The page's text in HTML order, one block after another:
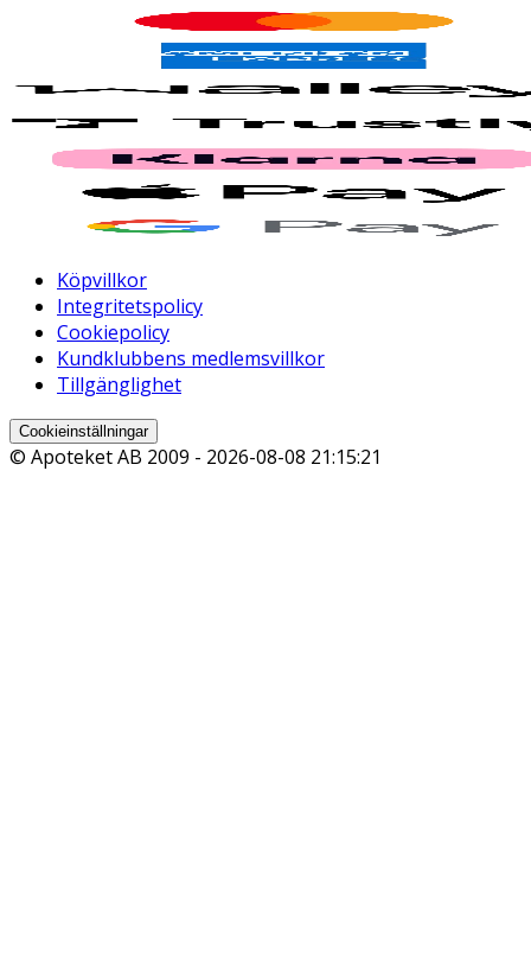
Köpvillkor
Integritetspolicy
Cookiepolicy
Kundklubbens medlemsvillkor
Tillgänglighet
Cookieinställningar
© Apoteket AB 2009 - 2026-08-08 21:15:21